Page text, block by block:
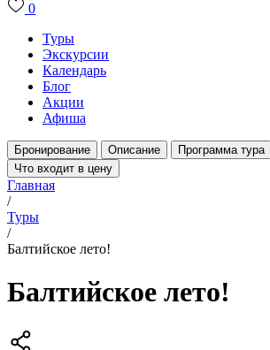
0
Туры
Экскурсии
Календарь
Блог
Акции
Афиша
Бронирование Описание Программа тура
Что входит в цену
Главная
/
Туры
/
Балтийское лето!
Балтийское лето!